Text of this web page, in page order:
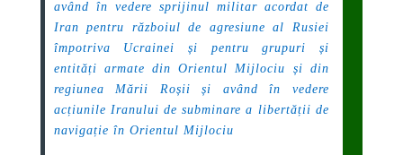
având în vedere sprijinul militar acordat de
Iran pentru războiul de agresiune al Rusiei
împotriva Ucrainei și pentru grupuri și
entități armate din Orientul Mijlociu și din
regiunea Mării Roșii și având în vedere
acțiunile Iranului de subminare a libertății de
navigație în Orientul Mijlociu